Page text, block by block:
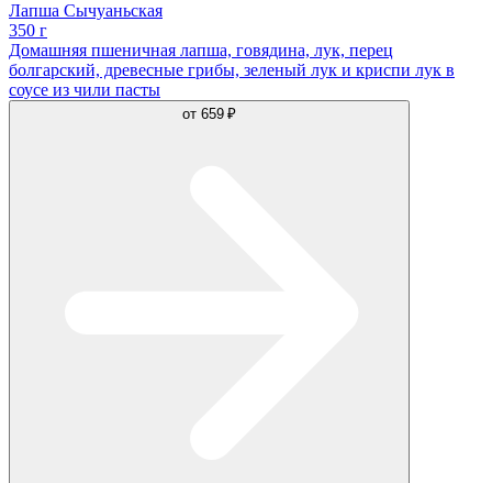
Лапша Сычуаньская
350 г
Домашняя пшеничная лапша, говядина, лук, перец
болгарский, древесные грибы, зеленый лук и криспи лук в
соусе из чили пасты
от 659 ₽